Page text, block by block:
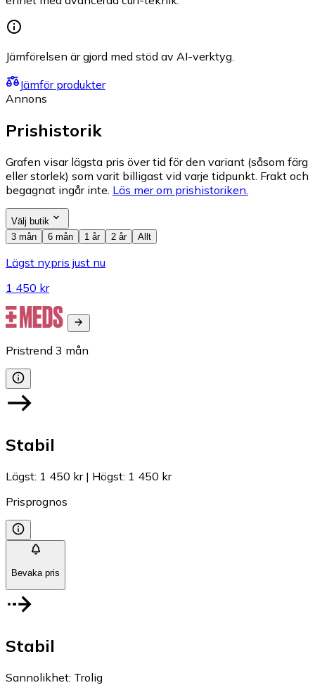
Jämförelsen är gjord med stöd av AI-verktyg.
Jämför produkter
Annons
Prishistorik
Grafen visar lägsta pris över tid för den variant (såsom färg
eller storlek) som varit billigast vid varje tidpunkt. Frakt och
begagnat ingår inte. Läs mer om prishistoriken.
Välj butik
3 mån
6 mån 1 år 2 år Allt
Lägst nypris just nu
1 450 kr
Pristrend 3 mån
Stabil
Lägst: 1 450 kr| Högst: 1 450 kr
Prisprognos
Bevaka pris
Stabil
Sannolikhet: Trolig